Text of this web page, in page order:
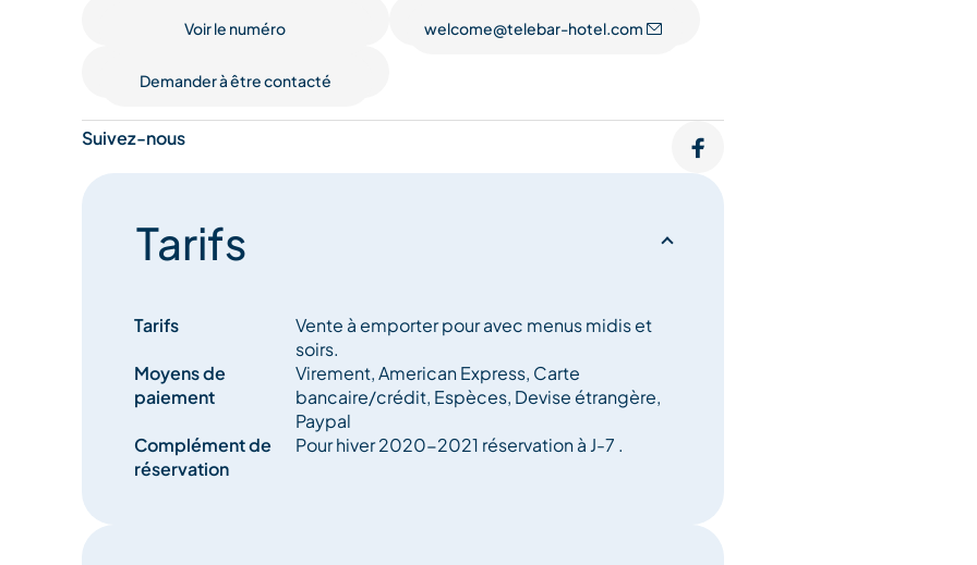
Voir le numéro welcome@telebar-hotel.com
Demander à être contacté
Suivez-nous
Tarifs
Tarifs
Vente à emporter pour avec menus midis et
soirs.
Moyens de
paiement
Virement, American Express, Carte
bancaire/crédit, Espèces, Devise étrangère,
Paypal
Complément de
réservation
Pour hiver 2020-2021 réservation à J-7 .